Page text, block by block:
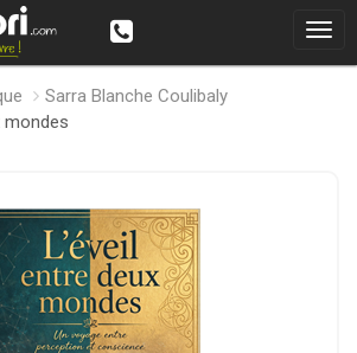
Sarra Blanche Coulibaly
mondes